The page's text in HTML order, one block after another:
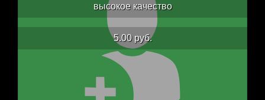
высокое качество
5.00 руб.